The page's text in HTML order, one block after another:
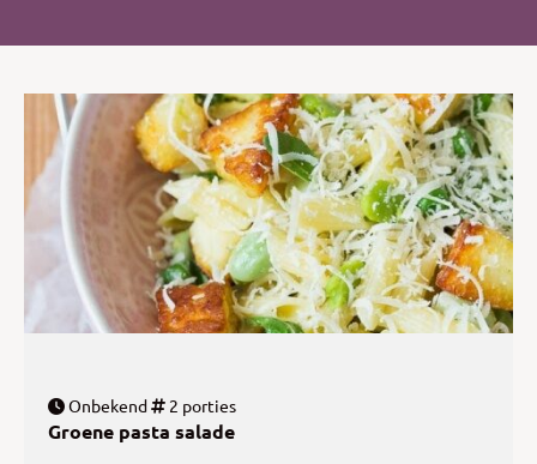
Onbekend 2 porties
Groene pasta salade